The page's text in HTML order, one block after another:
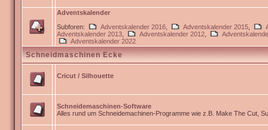
Adventskalender
Subforen:
Adventskalender 2016 Adventskalender 2015
Adventskalender 2013
Adventskalender 2012
Adventskalender 2022
Schneidmaschinen Ecke
Cricut / Silhouette
Schneidemaschinen-Software
Alles rund um Schneidemachinen-Programme wie z.B. Make The Cut,